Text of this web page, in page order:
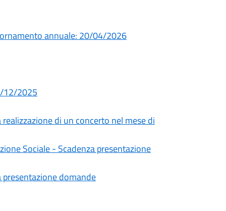
annuale: 20/04/2026
12/2025
di un concerto nel mese di
Sociale - Scadenza presentazione
domande